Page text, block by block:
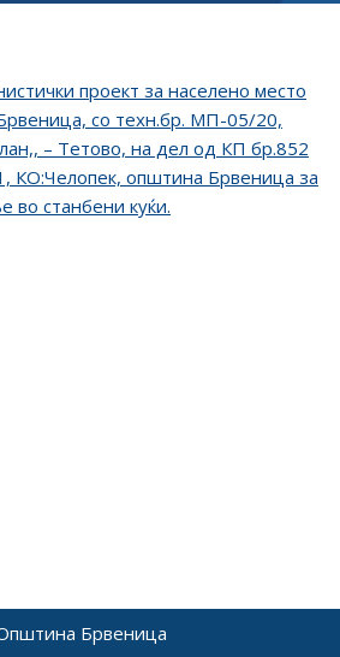
проект за населено место
со техн.бр. МП-05/20,
– Тетово, на дел од КП бр.852
КО:Челопек, општина Брвеница за
во станбени куќи.
Брвеница